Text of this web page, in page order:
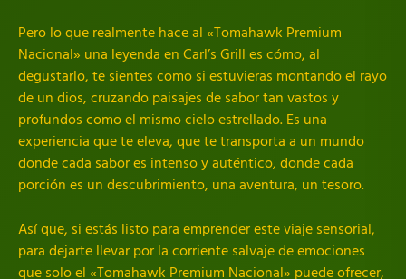
Pero lo que realmente hace al «Tomahawk Premium
Nacional» una leyenda en Carl’s Grill es cómo, al
degustarlo, te sientes como si estuvieras montando el rayo
de un dios, cruzando paisajes de sabor tan vastos y
profundos como el mismo cielo estrellado. Es una
experiencia que te eleva, que te transporta a un mundo
donde cada sabor es intenso y auténtico, donde cada
porción es un descubrimiento, una aventura, un tesoro.
Así que, si estás listo para emprender este viaje sensorial,
para dejarte llevar por la corriente salvaje de emociones
que solo el «Tomahawk Premium Nacional» puede ofrecer,